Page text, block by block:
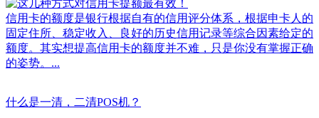
信用卡的额度是银行根据自有的信用评分体系，根据申卡人的
固定住所、稳定收入、良好的历史信用记录等综合因素给定的
额度。其实想提高信用卡的额度并不难，只是你没有掌握正确
的姿势。...
什么是一清，二清POS机？